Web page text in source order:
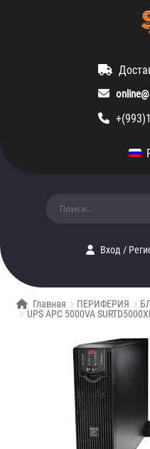
Вход/
Главная ПЕРИФЕРИЯ
UPS APC 5000VA